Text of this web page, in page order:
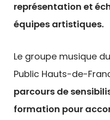
représentation et
équipes artistiques.
Le groupe musique
Public Hauts-de-
parcours de
formation pour